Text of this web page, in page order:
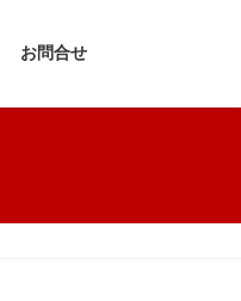
お問合せ